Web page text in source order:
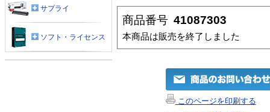
商品番号 41087303
本商品は販売を終了しました
このページを印刷する
サプライ
ソフト・ライセンス